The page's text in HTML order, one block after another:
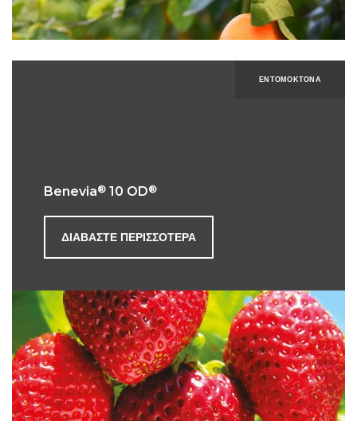
ΕΝΤΟΜΟΚΤΌΝΑ
Benevia® 10 OD®
ΔΙΑΒΆΣΤΕ ΠΕΡΙΣΣΌΤΕΡΑ